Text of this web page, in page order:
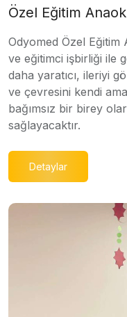
Özel Eğitim
Odyomed Özel
ve eğitimci işbirliği ile
daha yaratıcı, ileriyi
ve çevresini kendi
bağımsız bir birey
sağlayacaktır.
Detaylar